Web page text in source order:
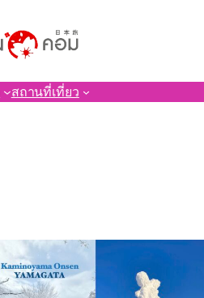
สถานที่เที่ยว